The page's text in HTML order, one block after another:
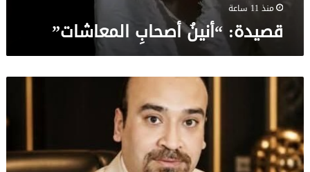
منذ 11 ساعة
قصيدة: “أنينُ أصحابِ المعاشات”
قصيدة:
إجلال
بعد
البيان